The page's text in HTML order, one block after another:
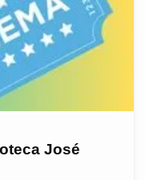
José